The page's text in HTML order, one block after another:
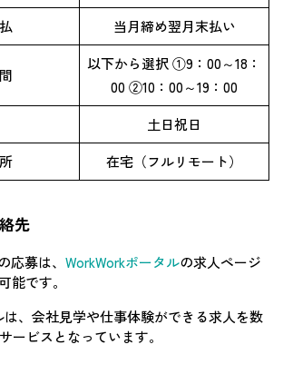
当月締め翌月末払い
以下から選択 ①9：00～18：
00 ②10：00～19：00
土日祝日
在宅（フルリモート）
先
応募は、 WorkWorkポータルの求人ページ
能です。
は、会社見学や仕事体験ができる求人を数
ービスとなっています。